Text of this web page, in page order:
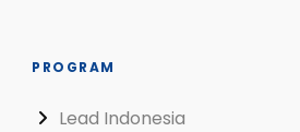
PROGRAM
Lead Indonesia